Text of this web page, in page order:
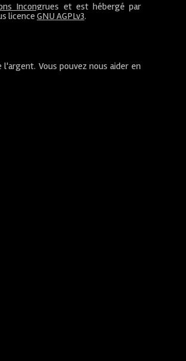
Incongrues et est hébergé par
licenceGNU AGPLv3.
Vous pouvez nous aider en